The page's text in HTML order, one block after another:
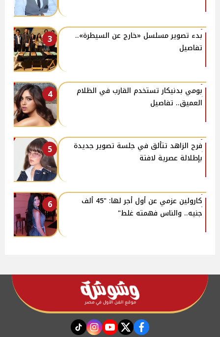
3
بدء تصوير مسلسل «خارج عن السيطرة»..
تفاصيل
4
بومي بدنيكار تستخدم القارب في الظلام
العميق.. تفاصيل
5
فرح الزاهد تتألق في جلسة تصوير جديدة
بإطلالة عصرية لافتة
6
كارولين عزمي عن أول أجر لها: "45 ألف
جنيه.. والناس فهمته غلط"
facebook
twitter
youtube
instagram
tiktok